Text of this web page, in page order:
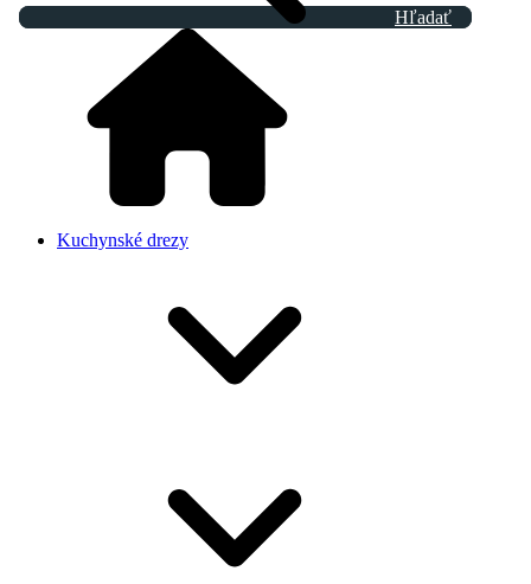
Hľadať
Kuchynské drezy